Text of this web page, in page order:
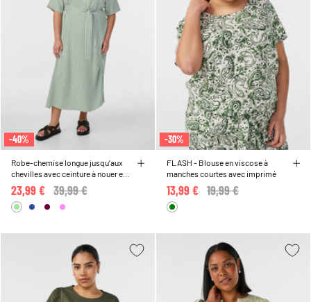
-40%
Robe-chemise longue jusqu’aux
chevilles avec ceinture à nouer et
rayures
Price reduced from
39,99 €
23,99 €
-30%
FLASH - Blouse en viscose à
manches courtes avec imprimé
Price reduced from
19,99 €
13,99 €